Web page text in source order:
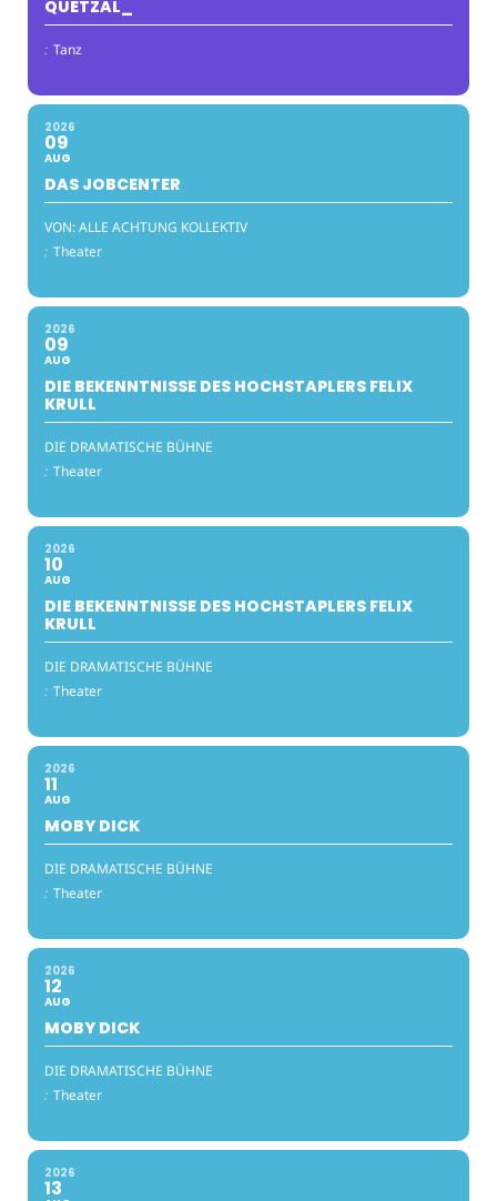
QUETZAL_
: Tanz
2026
09
AUG
DAS JOBCENTER
VON: ALLE ACHTUNG KOLLEKTIV
: Theater
2026
09
AUG
DIE BEKENNTNISSE DES HOCHSTAPLERS FELIX
KRULL
DIE DRAMATISCHE BÜHNE
: Theater
2026
10
AUG
DIE BEKENNTNISSE DES HOCHSTAPLERS FELIX
KRULL
DIE DRAMATISCHE BÜHNE
: Theater
2026
11
AUG
MOBY DICK
DIE DRAMATISCHE BÜHNE
: Theater
2026
12
AUG
MOBY DICK
DIE DRAMATISCHE BÜHNE
: Theater
2026
13